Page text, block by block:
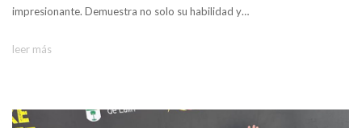
impresionante. Demuestra no solo su habilidad y…
leer más